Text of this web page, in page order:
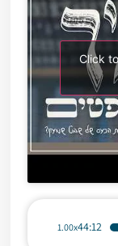
Click
44:12
1.00x